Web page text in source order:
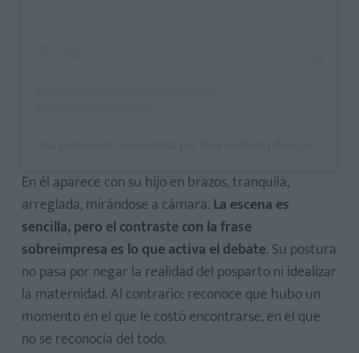
En él aparece con su hijo en brazos, tranquila,
arreglada, mirándose a cámara. La escena es
sencilla, pero el contraste con la frase
sobreimpresa es lo que activa el debate. Su postura
no pasa por negar la realidad del posparto ni idealizar
la maternidad. Al contrario: reconoce que hubo un
momento en el que le costó encontrarse, en el que
no se reconocía del todo.